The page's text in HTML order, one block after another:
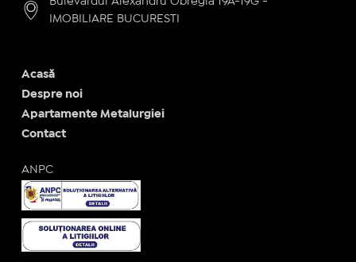
IMOBILIARE BUCURESTI
Acasă
Despre noi
Apartamente Metalurgiei
Contact
ANPC